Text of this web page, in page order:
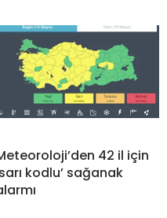
42 il için
kodlu’ sağanak